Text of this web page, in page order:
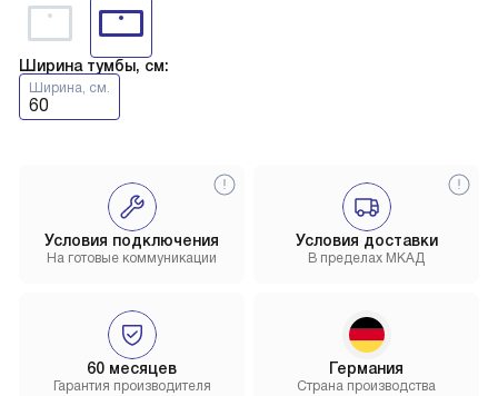
Ширина тумбы, см:
Ширина, см.
60
Условия доставки
В пределах МКАД
60 месяцев
Гарантия производителя
Условия подключения
На готовые коммуникации
Германия
Страна производства